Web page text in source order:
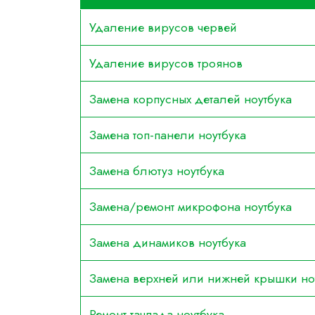
Удаление вирусов червей
Удаление вирусов троянов
Замена корпусных деталей ноутбука
Замена топ-панели ноутбука
Замена блютуз ноутбука
Замена/ремонт микрофона ноутбука
Замена динамиков ноутбука
Замена верхней или нижней крышки